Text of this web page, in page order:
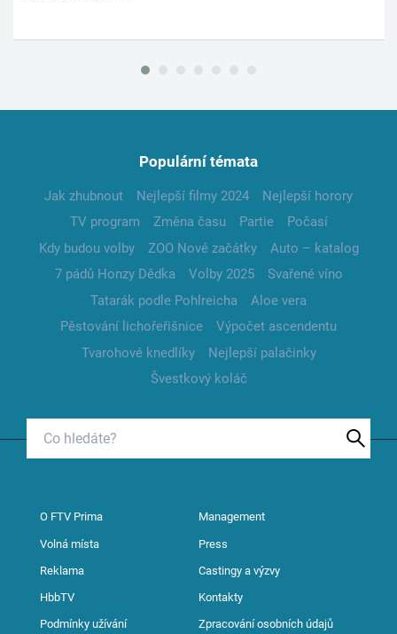
Populární témata
Jak zhubnout Nejlepší filmy 2024
Nejlepší horory
TV program
Změna času Partie
Počasí
Kdy budou volby
ZOO Nové začátky
Auto – katalog
7 pádů Honzy Dědka
Volby 2025
Svařené víno
Tatarák podle Pohlreicha
Aloe vera
Pěstování lichořeřišnice
Výpočet ascendentu
Tvarohové knedlíky
Nejlepší palačinky
Švestkový koláč
O FTV Prima Management
Volná místa Press
Reklama Castingy a výzvy
HbbTV Kontakty
Podmínky užívání Zpracování osobních údajů